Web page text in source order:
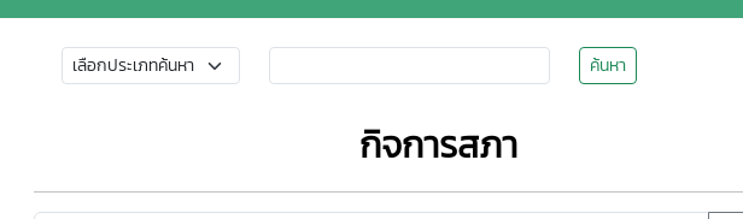
ค้นหา
กิจการสภา